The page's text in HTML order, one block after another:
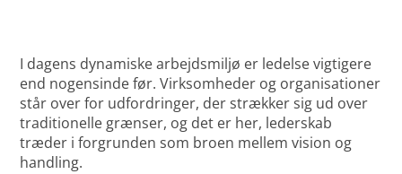
I dagens dynamiske arbejdsmiljø er ledelse vigtigere
end nogensinde før. Virksomheder og organisationer
står over for udfordringer, der strækker sig ud over
traditionelle grænser, og det er her, lederskab
træder i forgrunden som broen mellem vision og
handling.